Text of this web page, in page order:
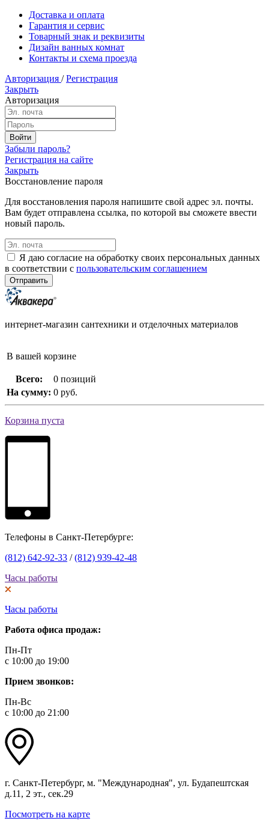
Доставка и оплата
Гарантия и сервис
Товарный знак и реквизиты
Дизайн ванных комнат
Контакты и схема проезда
Авторизация / Регистрация
Закрыть
Авторизация
Забыли пароль?
Регистрация на сайте
Закрыть
Восстановление пароля
Для восстановления пароля напишите свой адрес эл. почты.
Вам будет отправлена ссылка, по которой вы сможете ввести
новый пароль.
Я даю согласие на обработку своих персональных данных
в соответствии с пользовательским соглашением
интернет-магазин сантехники и отделочных материалов
В вашей корзине
Всего:
0 позиций
На сумму: 0 руб.
Корзина пуста
Телефоны в Санкт-Петербурге:
(812) 642-92-33 /(812) 939-42-48
Часы работы
Часы работы
Работа офиса продаж:
Пн-Пт
с 10:00 до 19:00
Прием звонков:
Пн-Вс
с 10:00 до 21:00
г. Санкт-Петербург, м. "Международная", ул. Будапештская
д.11, 2 эт., сек.29
Посмотреть на карте